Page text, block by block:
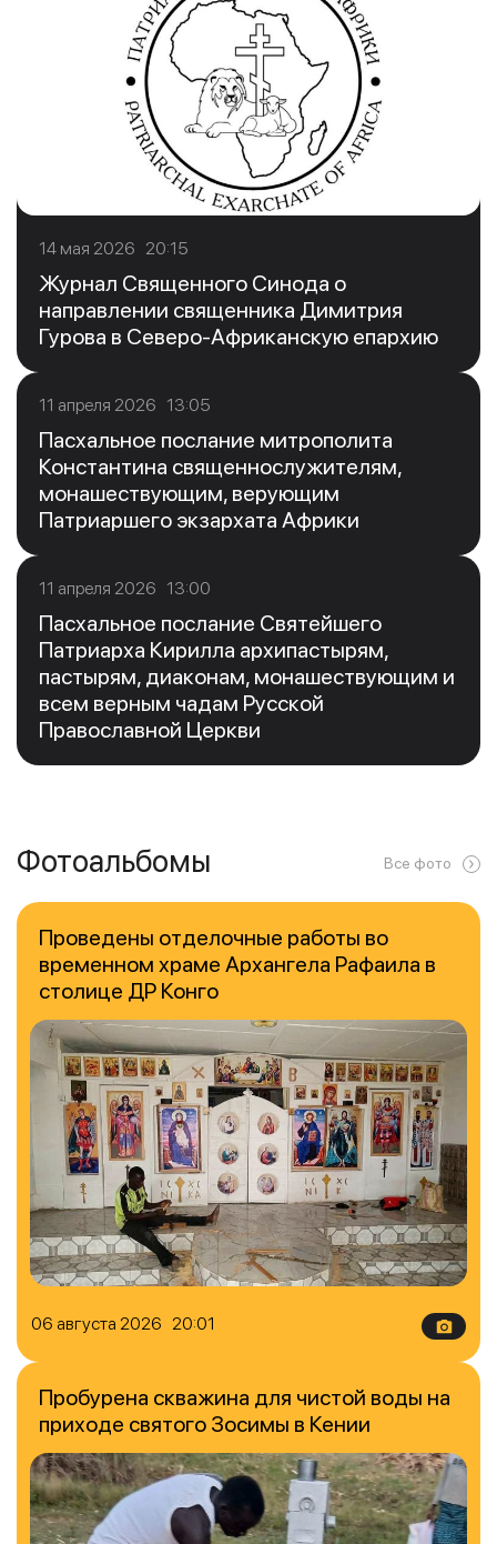
14 мая 2026 20:15
Журнал Священного Синода о
направлении священника Димитрия
Гурова в Северо-Африканскую епархию
11 апреля 2026 13:05
Пасхальное послание митрополита
Константина священнослужителям,
монашествующим, верующим
Патриаршего экзархата Африки
11 апреля 2026 13:00
Пасхальное послание Святейшего
Патриарха Кирилла архипастырям,
пастырям, диаконам, монашествующим и
всем верным чадам Русской
Православной Церкви
Фотоальбомы Все фото
06 августа 2026 20:01
Проведены отделочные работы во
временном храме Архангела Рафаила в
столице ДР Конго
Пробурена скважина для чистой воды на
приходе святого Зосимы в Кении